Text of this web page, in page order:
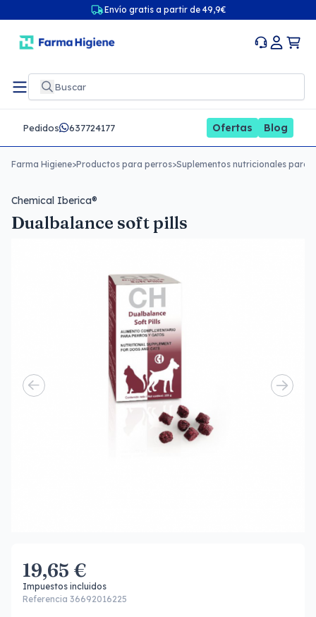
Envío gratis a partir de 49,9€
Pedidos 637724177 Ofertas Blog
Farma Higiene>Productos para perros>Suplementos nutricionales para
Chemical Iberica®
Dualbalance soft pills
19,65 €
Impuestos incluidos
Referencia 36692016225